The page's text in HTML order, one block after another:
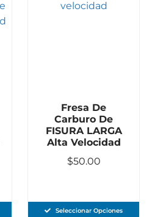
Fresa De
Carburo De
FISURA LARGA
Alta Velocidad
$50.00
Seleccionar Opciones